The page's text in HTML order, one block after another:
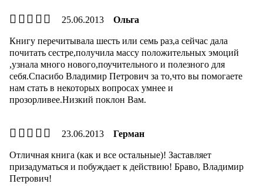
25.06.2013 Ольга
Книгу перечитывала шесть или семь раз,а сейчас дала
почитать сестре,получила массу положительных эмоций
,узнала много нового,поучительного и полезного для
себя.Спасибо Владимир Петрович за то,что вы помогаете
нам стать в некоторых вопросах умнее и
прозорливее.Низкий поклон Вам.
23.06.2013 Герман
Отличная книга (как и все остальные)! Заставляет
призадуматься и побуждает к действию! Браво, Владимир
Петрович!